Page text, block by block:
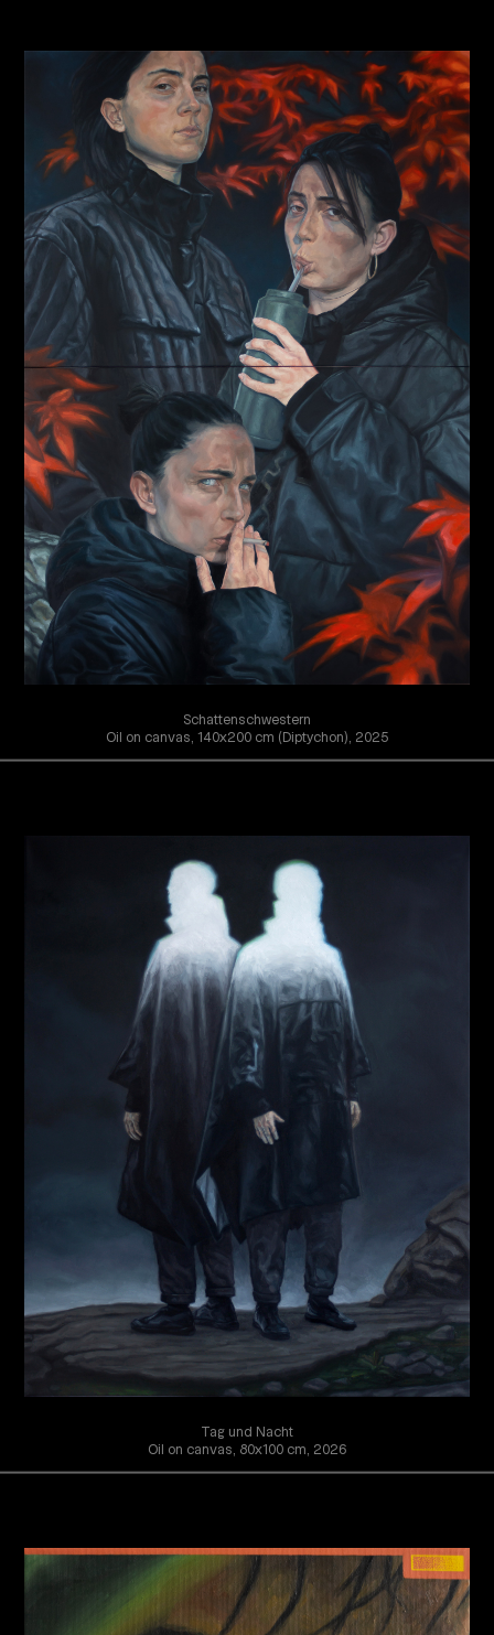
Schattenschwestern
Oil on canvas, 140x200 cm (Diptychon), 2025
Tag und Nacht
Oil on canvas, 80x100 cm, 2026